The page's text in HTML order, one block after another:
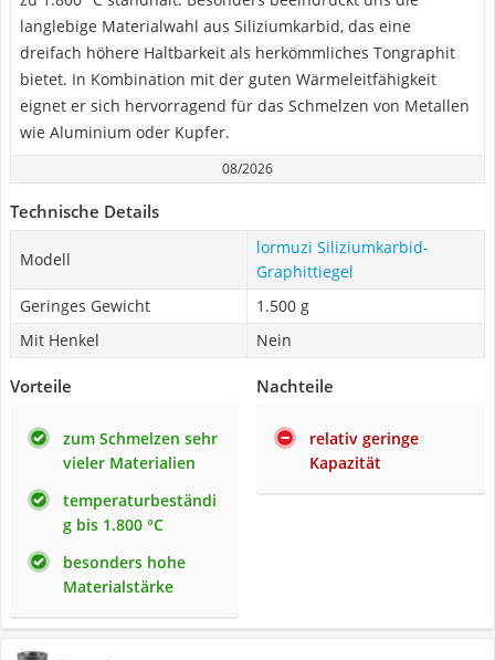
langlebige Materialwahl aus Siliziumkarbid, das eine
dreifach höhere Haltbarkeit als herkömmliches Tongraphit
bietet. In Kombination mit der guten Wärmeleitfähigkeit
eignet er sich hervorragend für das Schmelzen von Metallen
wie Aluminium oder Kupfer.
08/2026
Technische Details
Modell
lormuzi Siliziumkarbid-
Graphittiegel
Geringes Gewicht
1.500 g
Mit Henkel
Nein
Vorteile
zum Schmelzen sehr
vieler Materialien
temperaturbeständi
g bis 1.800 °C
besonders hohe
Materialstärke
Nachteile
relativ geringe
Kapazität